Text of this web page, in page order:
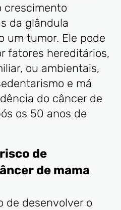
crescimento
da glândula
um tumor. Ele pode
fatores hereditários,
ou ambientais,
e má
do câncer de
os 50 anos de
de
de mama
de desenvolver o